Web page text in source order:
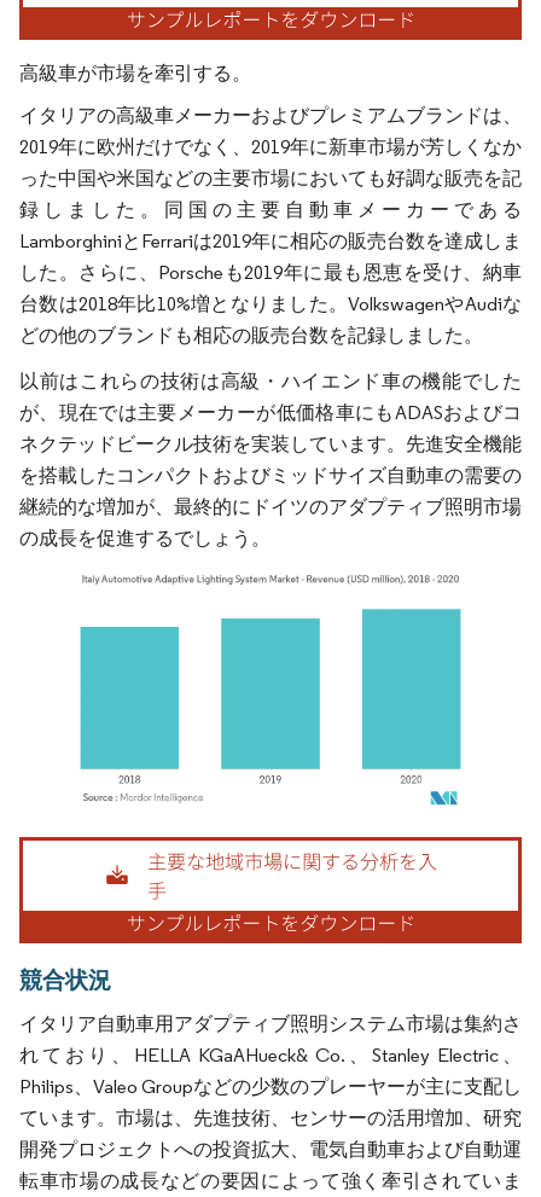
高級車が市場を牽引する。
イタリアの高級車メーカーおよびプレミアムブランドは、
2019年に欧州だけでなく、2019年に新車市場が芳しくなか
った中国や米国などの主要市場においても好調な販売を記
録しました。同国の主要自動車メーカーである
LamborghiniとFerrariは2019年に相応の販売台数を達成しま
した。さらに、Porscheも2019年に最も恩恵を受け、納車
台数は2018年比10%増となりました。VolkswagenやAudiな
どの他のブランドも相応の販売台数を記録しました。
以前はこれらの技術は高級・ハイエンド車の機能でした
が、現在では主要メーカーが低価格車にもADASおよびコ
ネクテッドビークル技術を実装しています。先進安全機能
を搭載したコンパクトおよびミッドサイズ自動車の需要の
継続的な増加が、最終的にドイツのアダプティブ照明市場
の成長を促進するでしょう。
画像 © Mordor Intelligence。再利用にはCC BY 4.0の表示が必要です。
競合状況
イタリア自動車用アダプティブ照明システム市場は集約さ
れており、HELLA KGaAHueck& Co.、Stanley Electric、
Philips、Valeo Groupなどの少数のプレーヤーが主に支配し
ています。市場は、先進技術、センサーの活用増加、研究
開発プロジェクトへの投資拡大、電気自動車および自動運
転車市場の成長などの要因によって強く牽引されていま